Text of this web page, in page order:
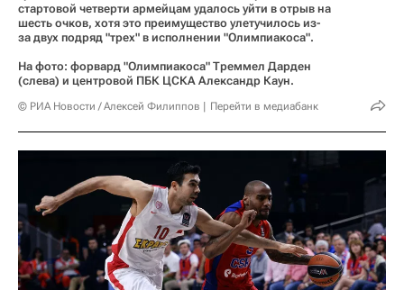
стартовой четверти армейцам удалось уйти в отрыв на
шесть очков, хотя это преимущество улетучилось из-
за двух подряд "трех" в исполнении "Олимпиакоса".
На фото: форвард "Олимпиакоса" Треммел Дарден
(слева) и центровой ПБК ЦСКА Александр Каун.
© РИА Новости / Алексей Филиппов Перейти в медиабанк